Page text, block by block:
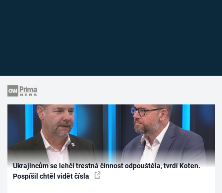
Ukrajincům se lehčí trestná činnost odpouštěla, tvrdí Koten.
Pospíšil chtěl vidět čísla